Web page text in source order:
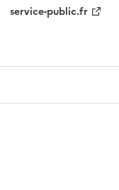
service-public.fr